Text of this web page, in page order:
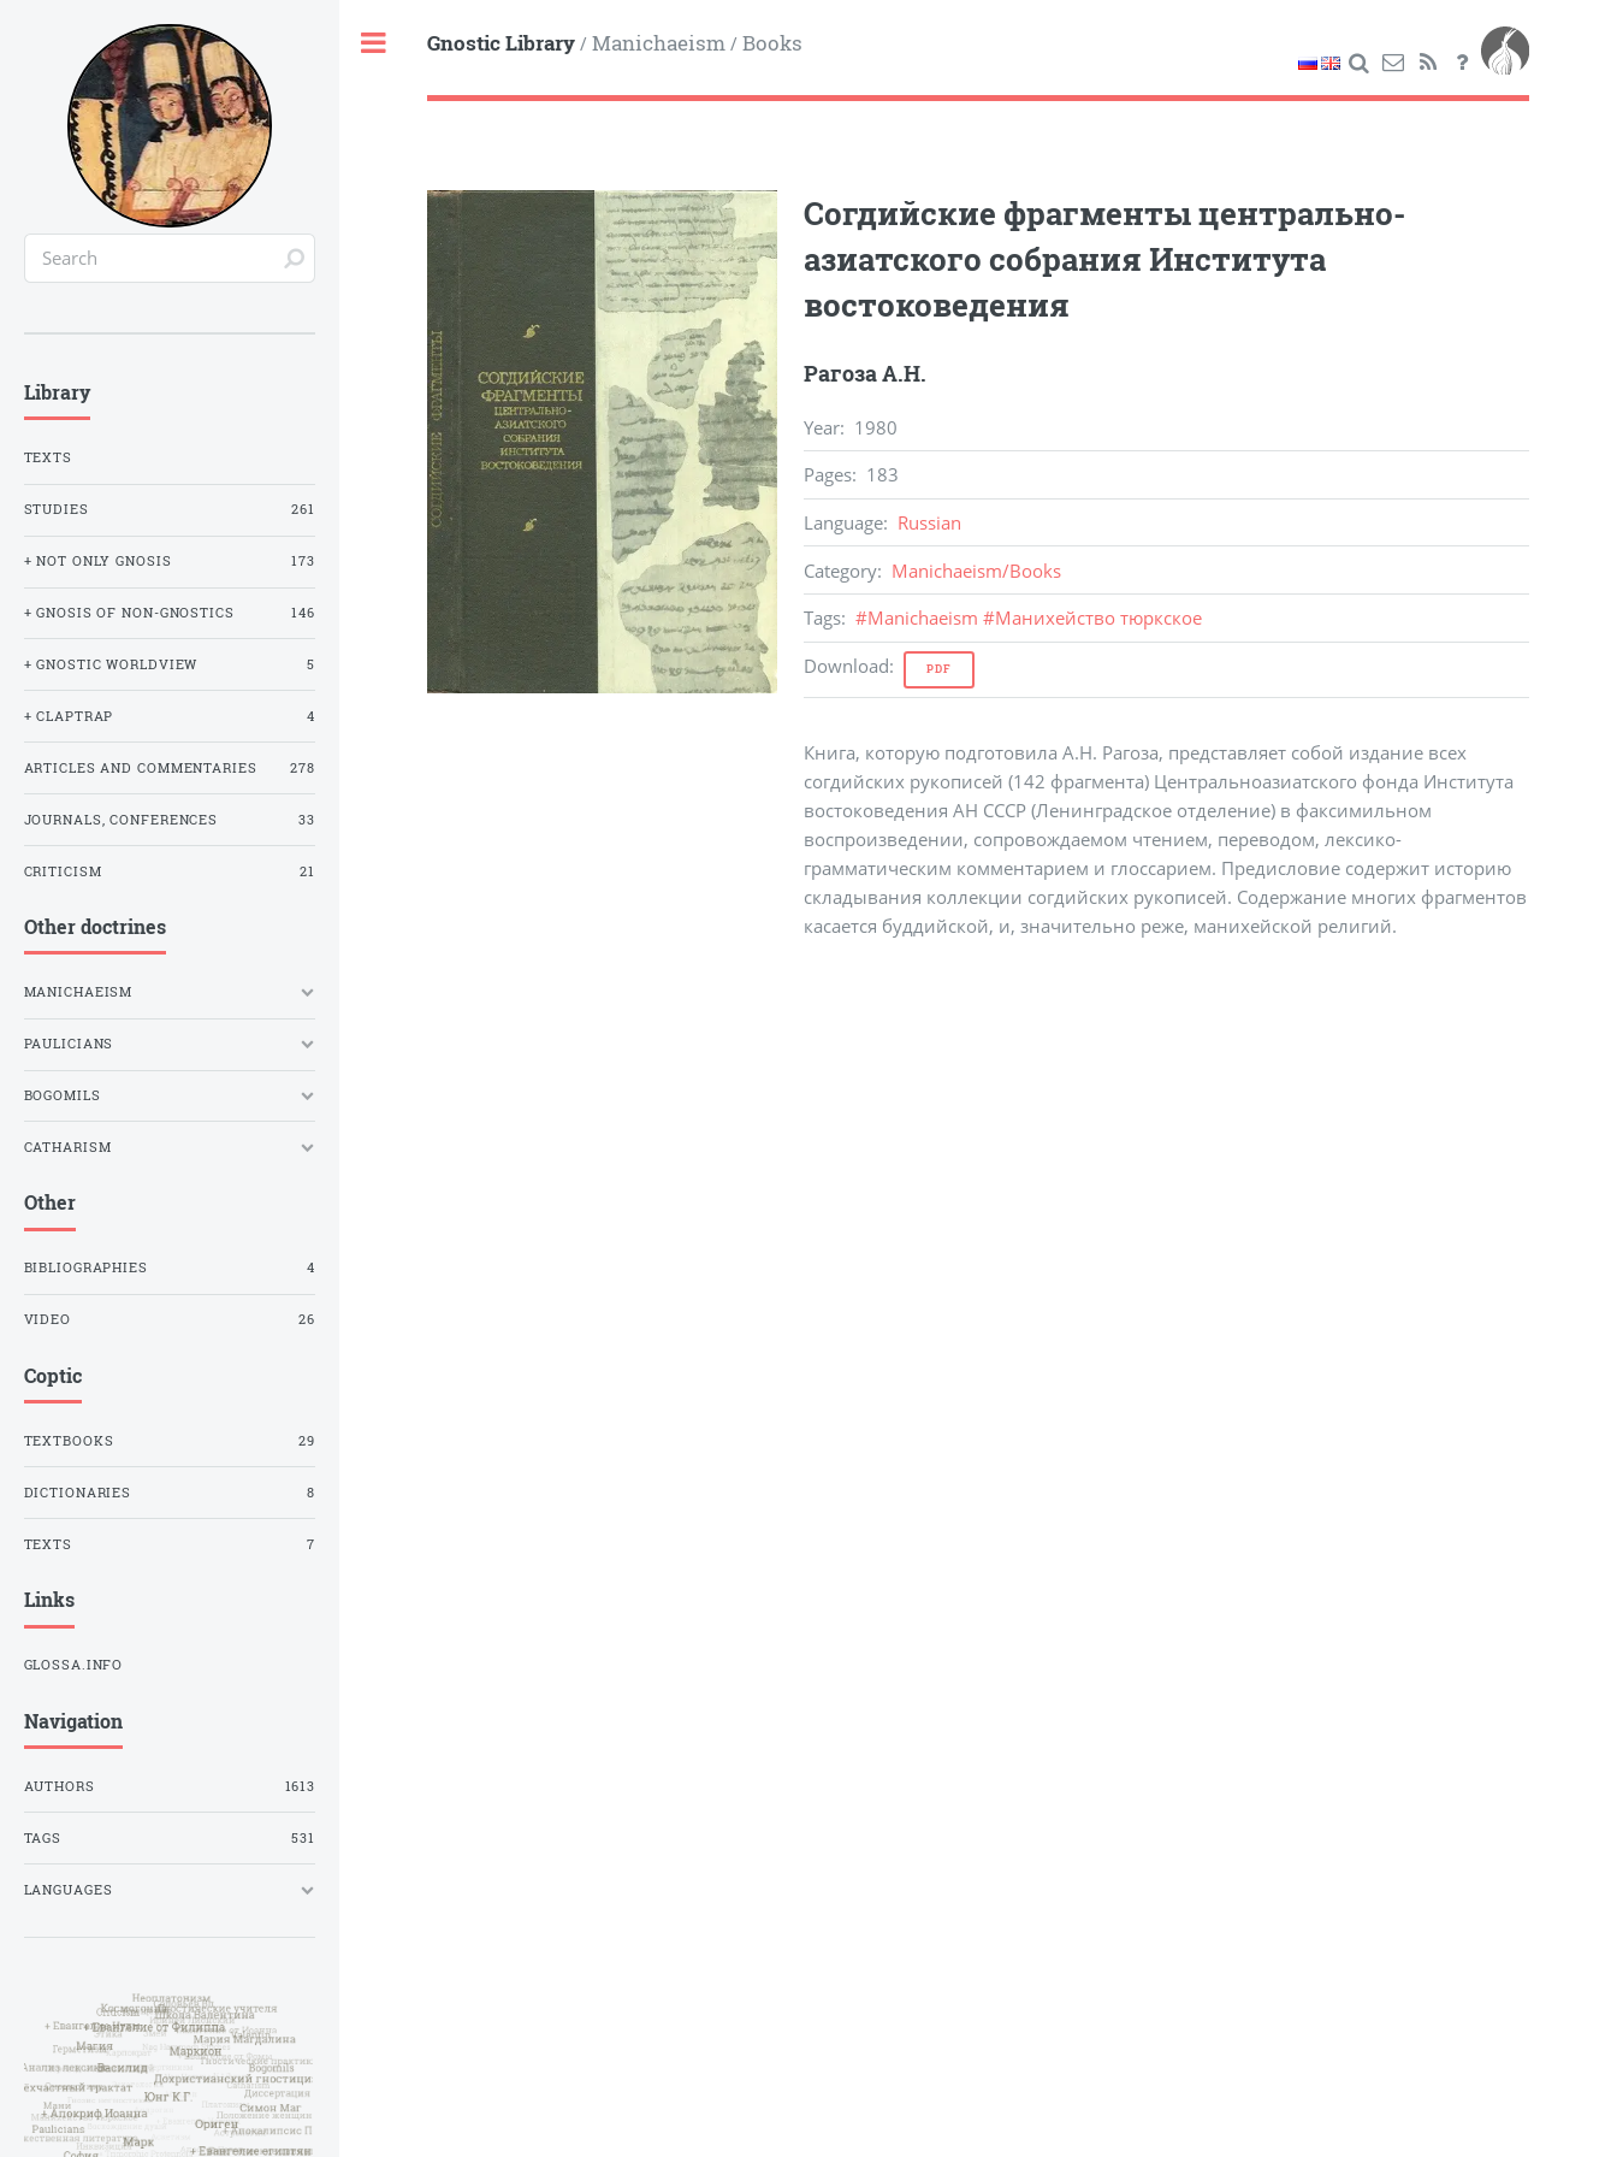
Gnostic Library/ Manichaeism/ Books
Согдийские фрагменты центрально-
азиатского собрания Института
востоковедения
Рагоза А.Н.
Year: 1980
Pages: 183
Language: Russian
Category: Manichaeism/Books
Tags: #Manichaeism #Манихейство тюркское
Download: PDF
Книга, которую подготовила А.Н. Рагоза, представляет собой издание всех
согдийских рукописей (142 фрагмента) Центральноазиатского фонда Института
востоковедения АН СССР (Ленинградское отделение) в факсимильном
воспроизведении, сопровождаемом чтением, переводом, лексико-
грамматическим комментарием и глоссарием. Предисловие содержит историю
складывания коллекции согдийских рукописей. Содержание многих фрагментов
касается буддийской, и, значительно реже, манихейской религий.
Library
TEXTS
STUDIES 261
+ NOT ONLY GNOSIS 173
+ GNOSIS OF NON-GNOSTICS 146
+ GNOSTIC WORLDVIEW 5
+ CLAPTRAP 4
ARTICLES AND COMMENTARIES 278
JOURNALS, CONFERENCES 33
CRITICISM 21
Other doctrines
MANICHAEISM
PAULICIANS
BOGOMILS
CATHARISM
Other
BIBLIOGRAPHIES 4
VIDEO 26
Coptic
TEXTBOOKS 29
DICTIONARIES 8
TEXTS 7
Links
GLOSSA.INFO
Navigation
AUTHORS 1613
TAGS 531
LANGUAGES
Toggle